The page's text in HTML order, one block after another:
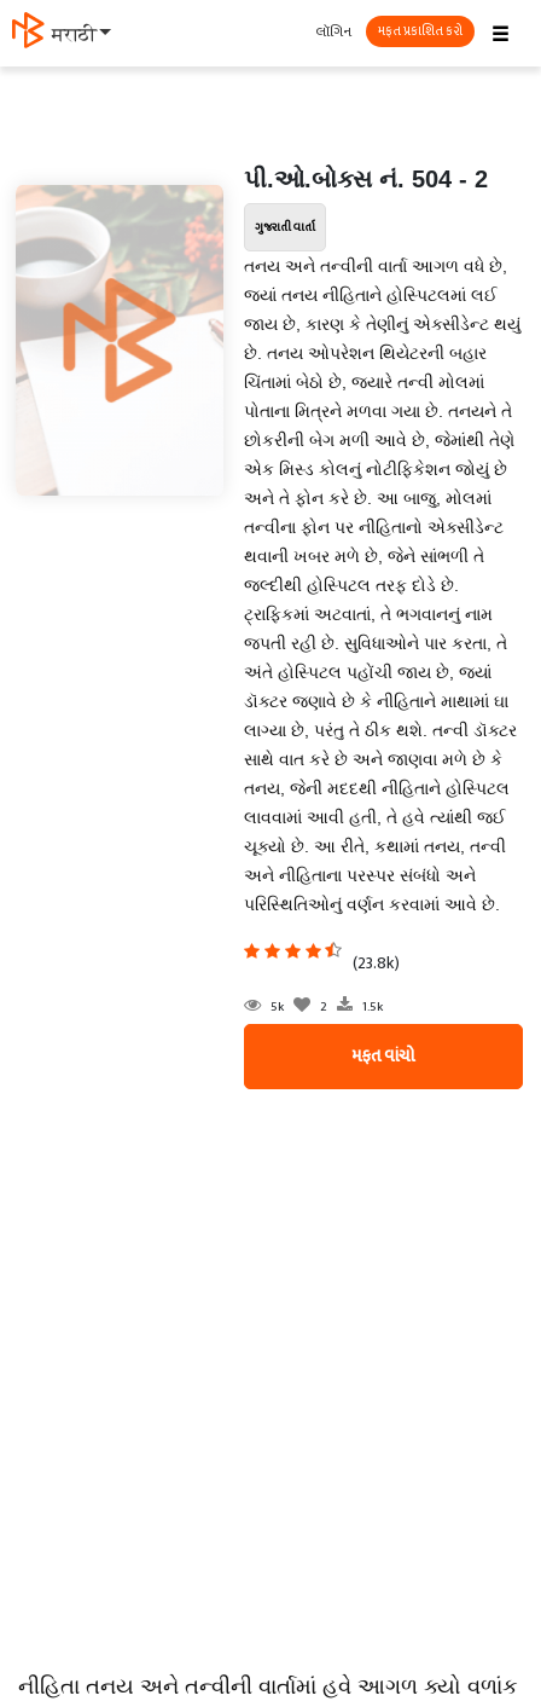
मराठी ☰
લૉગિન મફત પ્રકાશિત કરો
પી.ઓ.બોક્સ નં. 504 - 2
ગુજરાતી વાર્તા
તનય અને તન્વીની વાર્તા આગળ વધે છે,
જ્યાં તનય નીહિતાને હોસ્પિટલમાં લઈ
જાય છે, કારણ કે તેણીનું એક્સીડેન્ટ થયું
છે. તનય ઓપરેશન થિયેટરની બહાર
ચિંતામાં બેઠો છે, જ્યારે તન્વી મોલમાં
પોતાના મિત્રને મળવા ગયા છે. તનયને તે
છોકરીની બેગ મળી આવે છે, જેમાંથી તેણે
એક મિસ્ડ કોલનું નોટીફિકેશન જોયું છે
અને તે ફોન કરે છે. આ બાજુ, મોલમાં
તન્વીના ફોન પર નીહિતાનો એક્સીડેન્ટ
થવાની ખબર મળે છે, જેને સાંભળી તે
જલ્દીથી હોસ્પિટલ તરફ દોડે છે.
ટ્રાફિકમાં અટવાતાં, તે ભગવાનનું નામ
જપતી રહી છે. સુવિધાઓને પાર કરતા, તે
અંતે હોસ્પિટલ પહોંચી જાય છે, જ્યાં
ડૉક્ટર જણાવે છે કે નીહિતાને માથામાં ઘા
લાગ્યા છે, પરંતુ તે ઠીક થશે. તન્વી ડૉક્ટર
સાથે વાત કરે છે અને જાણવા મળે છે કે
તનય, જેની મદદથી નીહિતાને હોસ્પિટલ
લાવવામાં આવી હતી, તે હવે ત્યાંથી જઈ
ચૂક્યો છે. આ રીતે, કથામાં તનય, તન્વી
અને નીહિતાના પરસ્પર સંબંધો અને
પરિસ્થિતિઓનું વર્ણન કરવામાં આવે છે.
(23.8k)
5k 2 1.5k
મફત વાંચો
નીહિતા તનય અને તન્વીની વાર્તામાં હવે આગળ ક્યો વળાંક